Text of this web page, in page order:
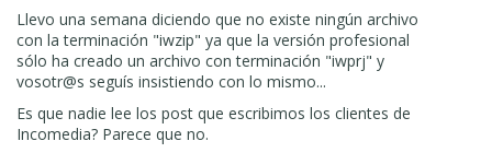
Llevo una semana diciendo que no existe ningún archivo
con la terminación "iwzip" ya que la versión profesional
sólo ha creado un archivo con terminación "iwprj" y
vosotr@s seguís insistiendo con lo mismo...
Es que nadie lee los post que escribimos los clientes de
Incomedia? Parece que no.